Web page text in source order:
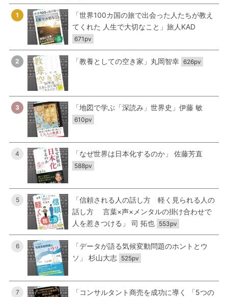
1
「世界100カ国の旅で出会った人たちが教え
てくれた 人生で大切なこと」旅人KAD
671pv
2 「教養としての空き家」丸岡智幸 626pv
3 「地図で学ぶ「深読み」世界史」伊藤 敏
610pv
4 「なぜ世界は日本化するのか」 佐藤芳直
588pv
5
「信頼される人の話し方 軽く見られる人の
話し方 言葉×声×メンタルの掛け合わせで
人を惹きつける」 司 拓也 553pv
6
「データが語る気候変動問題のホントとウ
ソ」 杉山大志 525pv
7
「コンサルタント商売を成功に導く 「5つの